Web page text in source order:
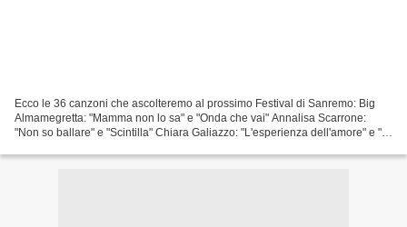
Ecco le 36 canzoni che ascolteremo al prossimo Festival di Sanremo: Big
Almamegretta: "Mamma non lo sa" e "Onda che vai" Annalisa Scarrone:
"Non so ballare" e "Scintilla" Chiara Galiazzo: "L'esperienza dell'amore" e "Il